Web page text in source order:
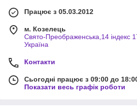
Працює з 05.03.2012
м. Козелець
Свято-Преображенська,14 індекс
Україна
Контакти
Сьогодні працює з 09:00 до
Показати весь графік роботи